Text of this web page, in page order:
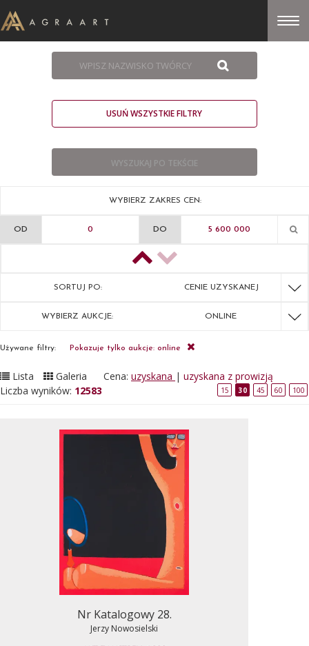
USUŃ WSZYSTKIE FILTRY
WYBIERZ ZAKRES CEN:
OD DO
SORTUJ PO: CENIE UZYSKANEJ
WYBIERZ AUKCJE: ONLINE
Używane filtry: Pokazuje tylko aukcje: online
Lista Galeria Cena: uzyskana | uzyskana z prowizją
Liczba wyników: 12583 15 30 45 60 100
Nr Katalogowy 28.
Jerzy Nowosielski